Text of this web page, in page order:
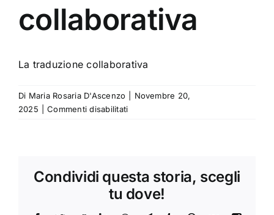
collaborativa
La traduzione collaborativa
Di Maria Rosaria D'Ascenzo
Novembre 20,
2025
Commenti disabilitatisu
Condividi questa storia, scegli
tu dove!